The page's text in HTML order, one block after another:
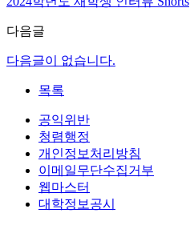
다음글
다음글이 없습니다.
목록
공익위반
청렴행정
개인정보처리방침
이메일무단수집거부
웹마스터
대학정보공시